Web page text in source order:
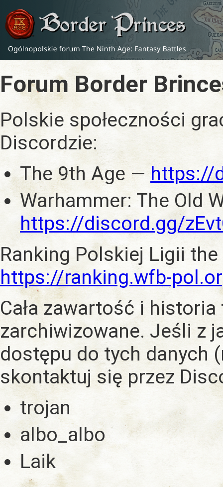
Forum Border
Polskie społeczności
Discordzie:
The 9th Age —https://
Warhammer: The Old
https://discord.gg/
Ranking Polskiej Ligii
https://ranking.wfb-
Cała zawartość i historia
zarchiwizowane. Jeśli z
dostępu do tych danych
skontaktuj się przez
trojan
albo_albo
Laik